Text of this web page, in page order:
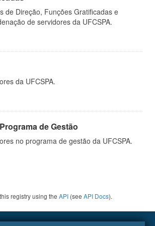
de Direção, Funções Gratificadas e
de servidores da UFCSPA.
da UFCSPA.
de Gestão
no programa de gestão da UFCSPA.
registry using the API (see API Docs).